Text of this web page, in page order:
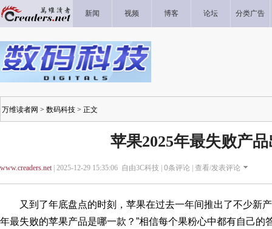
新闻 视频 博客 论坛 分类广告
万维读者网 > 数码科技 > 正文
苹果2025年最失败产
www.creaders.net| 2025-12-29 15:35:06 自由3C科技 | 0条评论 | 查看/发表评论
又到了年底盘点的时刻，苹果在过去一年间推出了不少新产
年最失败的苹果产品是哪一款？”相信每个果粉心中都有自己的